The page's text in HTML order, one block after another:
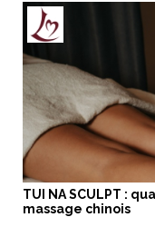
TUI NA SCULPT :
massage chinois